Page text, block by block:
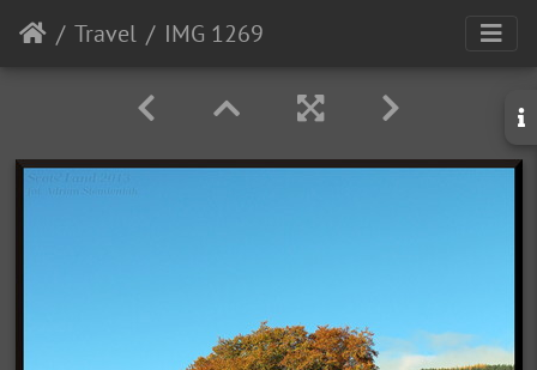
Travel IMG 1269